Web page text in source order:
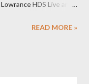
HDS Live and
READ MORE »